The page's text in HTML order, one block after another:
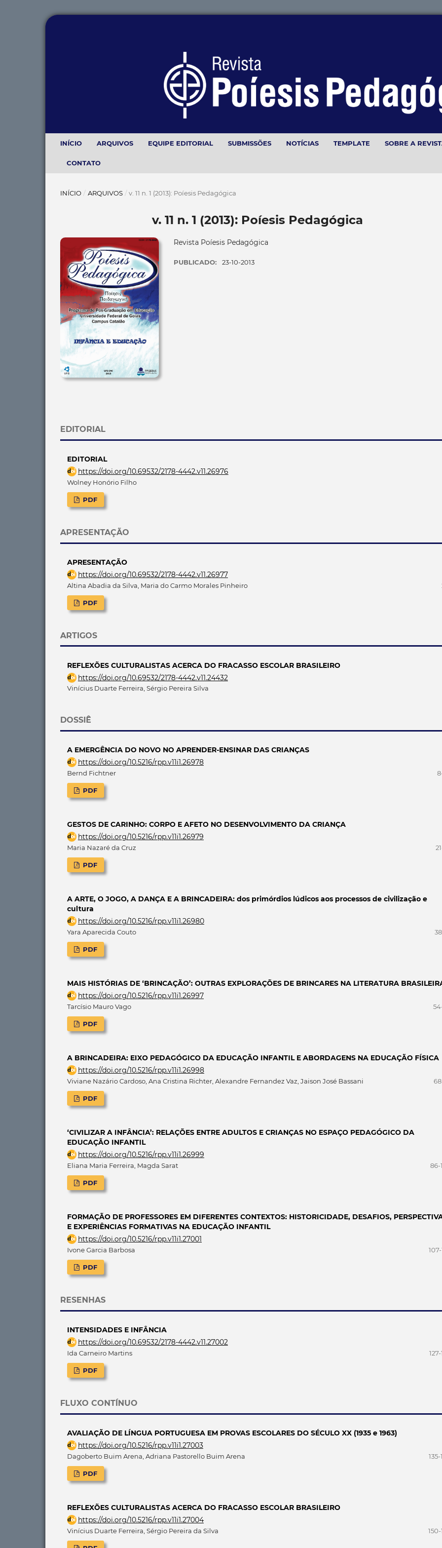
INÍCIO ARQUIVOS EQUIPE EDITORIAL SUBMISSÕES NOTÍCIAS TEMPLATE SOBRE A
CONTATO
INÍCIO / ARQUIVOS / v. 11 n. 1 (2013): Poíesis Pedagógica
v. 11 n. 1 (2013): Poíesis Pedagógica
Revista Poíesis Pedagógica
PUBLICADO: 23-10-2013
EDITORIAL
EDITORIAL
https://doi.org/10.69532/2178-4442.v11.26976
Wolney Honório Filho
PDF
APRESENTAÇÃO
APRESENTAÇÃO
https://doi.org/10.69532/2178-4442.v11.26977
Altina Abadia da Silva, Maria do Carmo Morales Pinheiro
PDF
ARTIGOS
REFLEXÕES CULTURALISTAS ACERCA DO FRACASSO ESCOLAR BRASILEIRO
https://doi.org/10.69532/2178-4442.v11.24432
Vinícius Duarte Ferreira, Sérgio Pereira Silva
DOSSIÊ
A EMERGÊNCIA DO NOVO NO APRENDER-ENSINAR DAS CRIANÇAS
https://doi.org/10.5216/rpp.v11i1.26978
Bernd Fichtner
PDF
GESTOS DE CARINHO: CORPO E AFETO NO DESENVOLVIMENTO DA CRIANÇA
https://doi.org/10.5216/rpp.v11i1.26979
Maria Nazaré da Cruz
PDF
A ARTE, O JOGO, A DANÇA E A BRINCADEIRA: dos primórdios lúdicos aos processos de civilização e
cultura
https://doi.org/10.5216/rpp.v11i1.26980
Yara Aparecida Couto
PDF
MAIS HISTÓRIAS DE ‘BRINCAÇÃO’: OUTRAS EXPLORAÇÕES DE BRINCARES NA LITERATURA
https://doi.org/10.5216/rpp.v11i1.26997
Tarcísio Mauro Vago
PDF
A BRINCADEIRA: EIXO PEDAGÓGICO DA EDUCAÇÃO INFANTIL E ABORDAGENS NA EDUCAÇÃO FÍSICA
https://doi.org/10.5216/rpp.v11i1.26998
Viviane Nazário Cardoso, Ana Cristina Richter, Alexandre Fernandez Vaz, Jaison José Bassani
PDF
‘CIVILIZAR A INFÂNCIA’: RELAÇÕES ENTRE ADULTOS E CRIANÇAS NO ESPAÇO PEDAGÓGICO DA
EDUCAÇÃO INFANTIL
https://doi.org/10.5216/rpp.v11i1.26999
Eliana Maria Ferreira, Magda Sarat 86-
PDF
FORMAÇÃO DE PROFESSORES EM DIFERENTES CONTEXTOS: HISTORICIDADE, DESAFIOS,
E EXPERIÊNCIAS FORMATIVAS NA EDUCAÇÃO INFANTIL
https://doi.org/10.5216/rpp.v11i1.27001
Ivone Garcia Barbosa
PDF
RESENHAS
INTENSIDADES E INFÂNCIA
https://doi.org/10.69532/2178-4442.v11.27002
Ida Carneiro Martins
PDF
FLUXO CONTÍNUO
AVALIAÇÃO DE LÍNGUA PORTUGUESA EM PROVAS ESCOLARES DO SÉCULO XX (1935 e 1963)
https://doi.org/10.5216/rpp.v11i1.27003
Dagoberto Buim Arena, Adriana Pastorello Buim Arena
PDF
REFLEXÕES CULTURALISTAS ACERCA DO FRACASSO ESCOLAR BRASILEIRO
https://doi.org/10.5216/rpp.v11i1.27004
Vinícius Duarte Ferreira, Sérgio Pereira da Silva 150-